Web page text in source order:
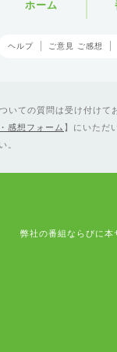
ホーム
ヘルプ ご意見 ご感想
いての質問は受け付け
感想フォーム 】にいただ
。
弊社の番組ならびに